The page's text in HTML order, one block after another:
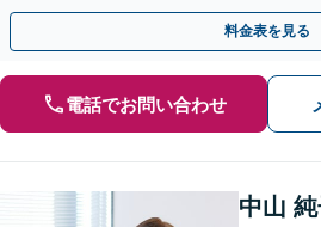
果的な手続きを選択します【休日・夜間相
料金表を見る
電話でお問い合わせ
中山